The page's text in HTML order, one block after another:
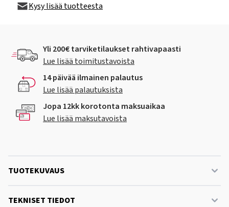
Kysy lisää tuotteesta
Yli 200€ tarviketilaukset rahtivapaasti
Lue lisää toimitustavoista
14 päivää ilmainen palautus
Lue lisää palautuksista
Jopa 12kk korotonta maksuaikaa
Lue lisää maksutavoista
TUOTEKUVAUS
TEKNISET TIEDOT